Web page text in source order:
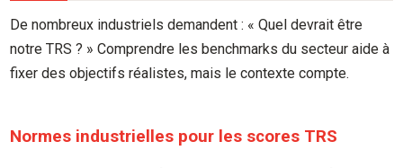
De nombreux industriels demandent : « Quel devrait être
notre TRS ? » Comprendre les benchmarks du secteur aide à
fixer des objectifs réalistes, mais le contexte compte.
Normes industrielles pour les scores TRS